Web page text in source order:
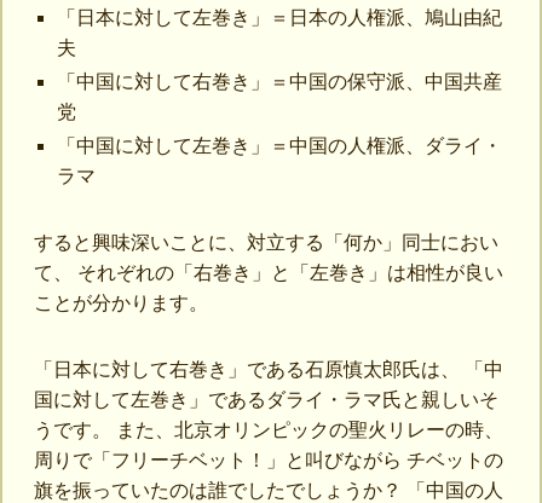
「日本に対して左巻き」＝日本の人権派、鳩山由紀
夫
「中国に対して右巻き」＝中国の保守派、中国共産
党
「中国に対して左巻き」＝中国の人権派、ダライ・
ラマ
すると興味深いことに、対立する「何か」同士におい
て、 それぞれの「右巻き」と「左巻き」は相性が良い
ことが分かります。
「日本に対して右巻き」である石原慎太郎氏は、 「中
国に対して左巻き」であるダライ・ラマ氏と親しいそ
うです。 また、北京オリンピックの聖火リレーの時、
周りで「フリーチベット！」と叫びながら チベットの
旗を振っていたのは誰でしたでしょうか？ 「中国の人